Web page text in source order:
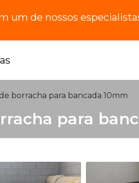
um de nossos
borracha para bancada 10mm
para